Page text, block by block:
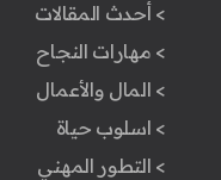
> أحدث المقالات
> مهارات النجاح
> المال والأعمال
> اسلوب حياة
> التطور المهني